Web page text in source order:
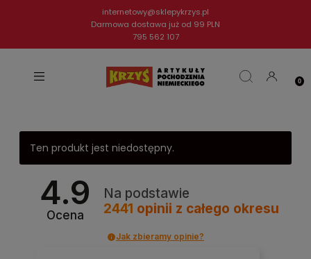
internetowy@sklepykrzys.pl
Darmowa dostawa już od 99 PLN
795 562 107
Ten produkt jest niedostępny.
4.9
Ocena
Na podstawie
2441 opinii z całego okresu
Jak zbieramy opinie?